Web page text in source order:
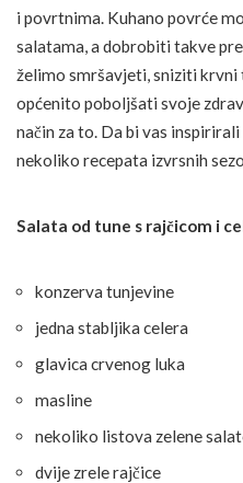
i povrtnima. Kuhano povrće
salatama, a dobrobiti takve
želimo smršavjeti, sniziti krvni
općenito poboljšati svoje
način za to. Da bi vas
nekoliko recepata izvrsnih
Salata od tune s rajčicom i
konzerva tunjevine
jedna stabljika celera
glavica crvenog luka
masline
nekoliko listova zelene
dvije zrele rajčice